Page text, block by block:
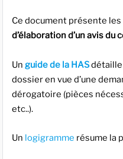
Ce document présente les
d’élaboration d’un avis du
Un guide de la HASdétaille
dossier en vue d’une
dérogatoire (pièces
etc..).
Un logigramme résume la